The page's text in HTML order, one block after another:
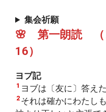
集会祈願
🌸 第一朗読 （
16）
ヨブ記
1 ヨブは〔友に〕答えた
2 それは確かにわたし